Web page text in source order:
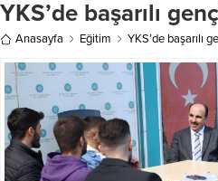
YKS’de başarılı
Anasayfa Eğitim YKS’de başarılı